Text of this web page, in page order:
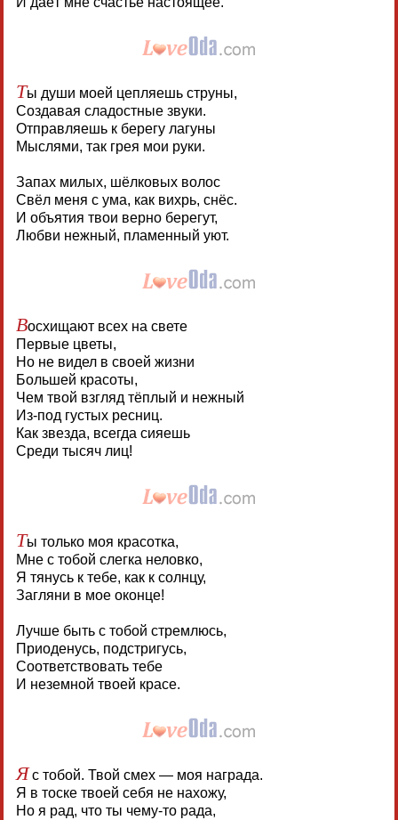
Ты души моей цепляешь струны,
Создавая сладостные звуки.
Отправляешь к берегу лагуны
Мыслями, так грея мои руки.
Запах милых, шёлковых волос
Свёл меня с ума, как вихрь, снёс.
И объятия твои верно берегут,
Любви нежный, пламенный уют.
Восхищают всех на свете
Первые цветы,
Но не видел в своей жизни
Большей красоты,
Чем твой взгляд тёплый и нежный
Из-под густых ресниц.
Как звезда, всегда сияешь
Среди тысяч лиц!
Ты только моя красотка,
Мне с тобой слегка неловко,
Я тянусь к тебе, как к солнцу,
Загляни в мое оконце!
Лучше быть с тобой стремлюсь,
Приоденусь, подстригусь,
Соответствовать тебе
И неземной твоей красе.
Яс тобой. Твой смех — моя награда.
Я в тоске твоей себя не нахожу,
Но я рад, что ты чему-то рада,